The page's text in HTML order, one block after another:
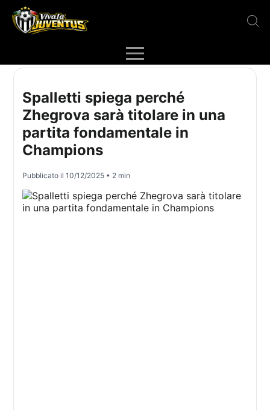
Spalletti spiega perché
Zhegrova sarà titolare in una
partita fondamentale in
Champions
Pubblicato il10/12/2025 • 2 min